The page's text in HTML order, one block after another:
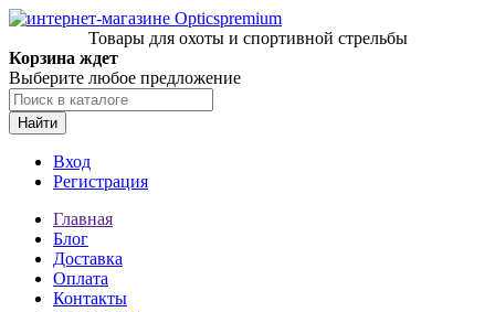
Товары для охоты и спортивной стрельбы
Корзина ждет
Выберите любое предложение
Найти
Вход
Регистрация
Главная
Блог
Доставка
Оплата
Контакты